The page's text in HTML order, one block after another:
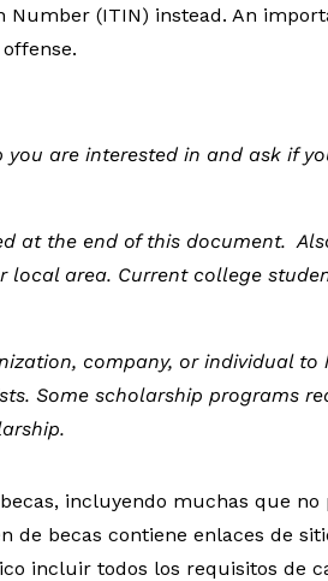
(ITIN) instead. An
are interested in and ask if
at the end of this document.
area. Current college
company, or individual
Some scholarship programs
incluyendo muchas que
de becas contiene enlaces de
incluir todos los requisitos de